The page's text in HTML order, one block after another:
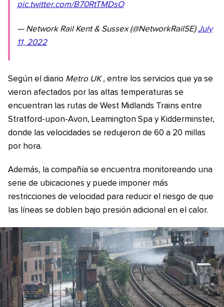
pic.twitter.com/B70RtTMDsO
— Network Rail Kent & Sussex (@NetworkRailSE)July
11, 2022
Según el diario Metro UK , entre los servicios que ya se
vieron afectados por las altas temperaturas se
encuentran las rutas de West Midlands Trains entre
Stratford-upon-Avon, Leamington Spa y Kidderminster,
donde las velocidades se redujeron de 60 a 20 millas
por hora.
Además, la compañía se encuentra monitoreando una
serie de ubicaciones y puede imponer más
restricciones de velocidad para reducir el riesgo de que
las líneas se doblen bajo presión adicional en el calor.